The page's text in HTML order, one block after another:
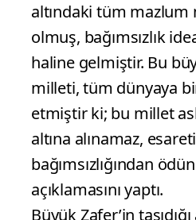
altındaki tüm
olmuş, bağımsızlık
haline gelmiştir. Bu
milleti, tüm dünyaya
etmiştir ki; bu millet
altına alınamaz,
bağımsızlığından
açıklamasını yaptı.
Büyük Zafer’in